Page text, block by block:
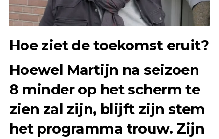
Hoe ziet de toekomst eruit?
Hoewel Martijn na seizoen
8 minder op het scherm te
zien zal zijn, blijft zijn stem
het programma trouw. Zijn